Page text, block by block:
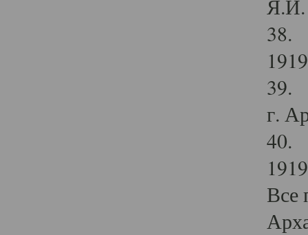
Я.И.
38.
39.
г.
40.
Все